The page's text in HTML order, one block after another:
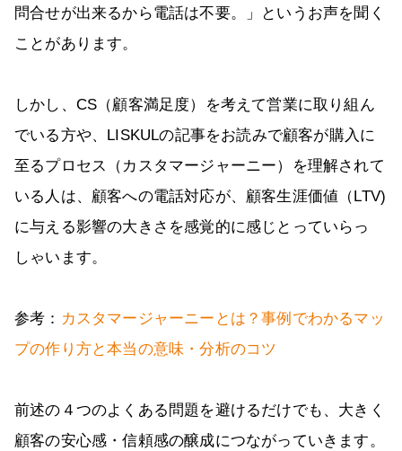
問合せが出来るから電話は不要。」というお声を聞く
ことがあります。
しかし、CS（顧客満足度）を考えて営業に取り組ん
でいる方や、LISKULの記事をお読みで顧客が購入に
至るプロセス（カスタマージャーニー）を理解されて
いる人は、顧客への電話対応が、顧客生涯価値（LTV)
に与える影響の大きさを感覚的に感じとっていらっ
しゃいます。
参考： カスタマージャーニーとは？事例でわかるマッ
プの作り方と本当の意味・分析のコツ
前述の４つのよくある問題を避けるだけでも、大きく
顧客の安心感・信頼感の醸成につながっていきます。